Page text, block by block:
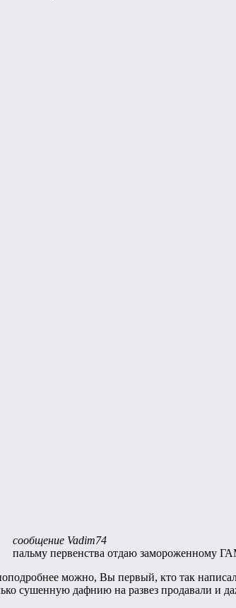
сообщение Vadim74
пальму первенства отдаю замороженному
можно, Вы первый, кто так
сушенную дафнию на развез продавали и